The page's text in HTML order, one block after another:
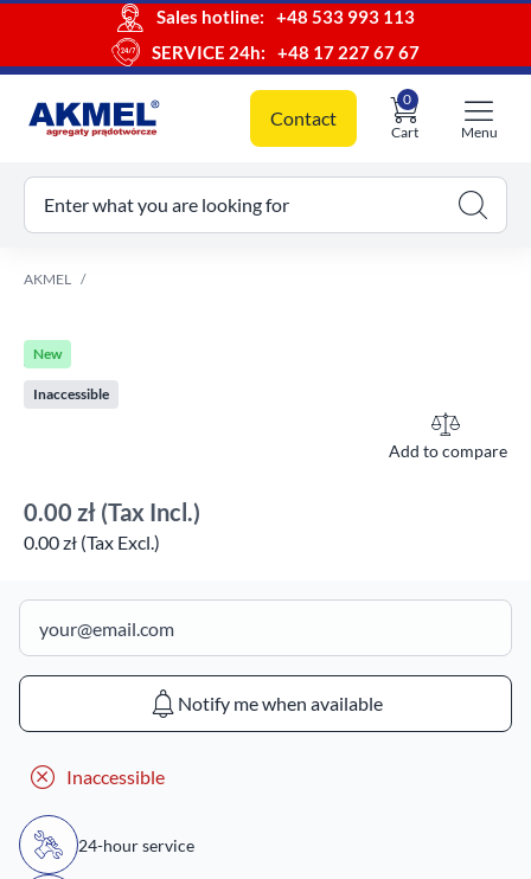
Sales hotline:
+48 533 993 113
SERVICE 24h:
+48 17 227 67 67
Contact
Cart
0
cart
Menu
Enter what you are looking for
AKMEL
New
Inaccessible
Add to compare
0.00 zł (Tax Incl.)
0.00 zł (Tax Excl.)
Notify me when available
Inaccessible
24-hour service